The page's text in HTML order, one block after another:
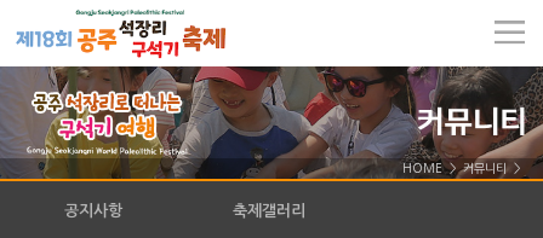
HOME > 커뮤니티 >
공지사항 축제갤러리